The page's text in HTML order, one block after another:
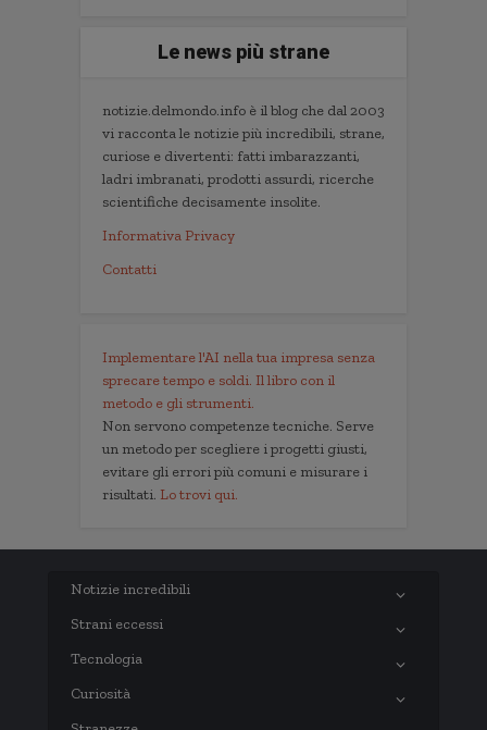
Le news più strane
notizie.delmondo.info è il blog che dal 2003
vi racconta le notizie più incredibili, strane,
curiose e divertenti: fatti imbarazzanti,
ladri imbranati, prodotti assurdi, ricerche
scientifiche decisamente insolite.
Informativa Privacy
Contatti
Implementare l'AI nella tua impresa senza
sprecare tempo e soldi. Il libro con il
metodo e gli strumenti.
Non servono competenze tecniche. Serve
un metodo per scegliere i progetti giusti,
evitare gli errori più comuni e misurare i
risultati. Lo trovi qui.
Notizie incredibili
Strani eccessi
Tecnologia
Curiosità